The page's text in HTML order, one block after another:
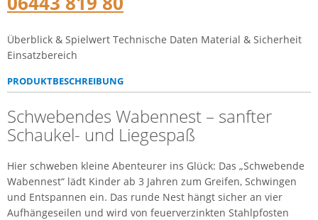
Überblick & Spielwert Technische Daten Material & Sicherheit
Einsatzbereich
PRODUKTBESCHREIBUNG
Schwebendes Wabennest – sanfter
Schaukel- und Liegespaß
Hier schweben kleine Abenteurer ins Glück: Das „Schwebende
Wabennest“ lädt Kinder ab 3 Jahren zum Greifen, Schwingen
und Entspannen ein. Das runde Nest hängt sicher an vier
Aufhängeseilen und wird von feuerverzinkten Stahlpfosten